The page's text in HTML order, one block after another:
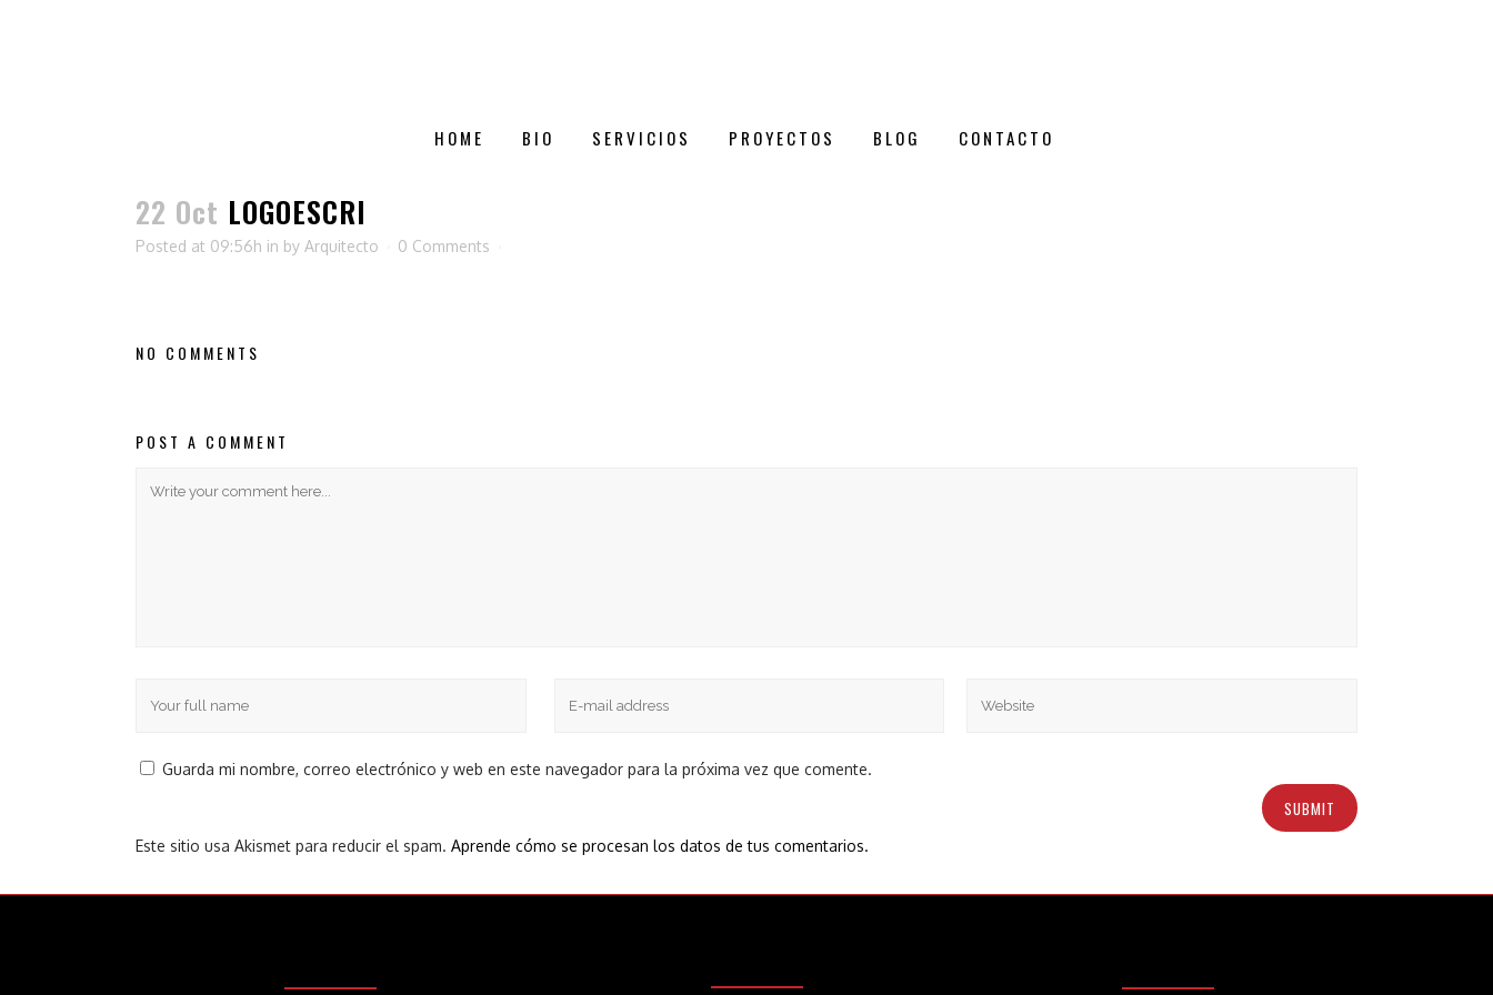
HOME BIO SERVICIOS PROYECTOS BLOG CONTACTO
22 Oct LOGOESCRI
Posted at 09:56h in by Arquitecto 0 Comments
NO COMMENTS
POST A COMMENT
Guarda mi nombre, correo electrónico y web en este navegador para la próxima vez que comente.
Este sitio usa Akismet para reducir el spam. Aprende cómo se procesan los datos de tus comentarios.